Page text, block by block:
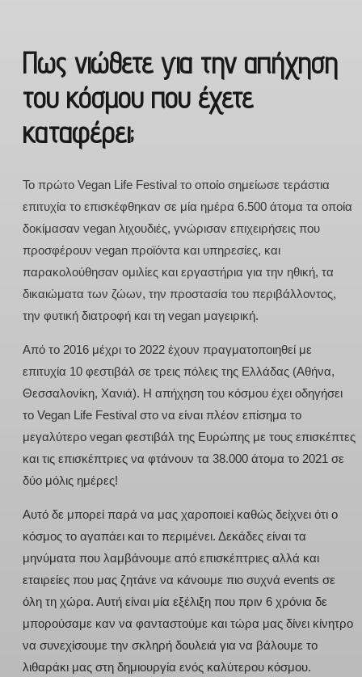
Πως νιώθετε για την απήχηση
του κόσμου που έχετε
καταφέρει;
Το πρώτο Vegan Life Festival το οποίο σημείωσε τεράστια
επιτυχία το επισκέφθηκαν σε μία ημέρα 6.500 άτομα τα οποία
δοκίμασαν vegan λιχουδιές, γνώρισαν επιχειρήσεις που
προσφέρουν vegan προϊόντα και υπηρεσίες, και
παρακολούθησαν ομιλίες και εργαστήρια για την ηθική, τα
δικαιώματα των ζώων, την προστασία του περιβάλλοντος,
την φυτική διατροφή και τη vegan μαγειρική.
Από το 2016 μέχρι το 2022 έχουν πραγματοποιηθεί με
επιτυχία 10 φεστιβάλ σε τρεις πόλεις της Ελλάδας (Αθήνα,
Θεσσαλονίκη, Χανιά). Η απήχηση του κόσμου έχει οδηγήσει
το Vegan Life Festival στο να είναι πλέον επίσημα το
μεγαλύτερο vegan φεστιβάλ της Ευρώπης με τους επισκέπτες
και τις επισκέπτριες να φτάνουν τα 38.000 άτομα το 2021 σε
δύο μόλις ημέρες!
Αυτό δε μπορεί παρά να μας χαροποιεί καθώς δείχνει ότι ο
κόσμος το αγαπάει και το περιμένει. Δεκάδες είναι τα
μηνύματα που λαμβάνουμε από επισκέπτριες αλλά και
εταιρείες που μας ζητάνε να κάνουμε πιο συχνά events σε
όλη τη χώρα. Αυτή είναι μία εξέλιξη που πριν 6 χρόνια δε
μπορούσαμε καν να φανταστούμε και τώρα μας δίνει κίνητρο
να συνεχίσουμε την σκληρή δουλειά για να βάλουμε το
λιθαράκι μας στη δημιουργία ενός καλύτερου κόσμου.